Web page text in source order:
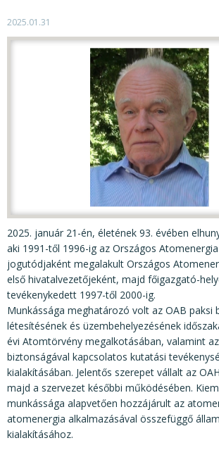
BEMUTATKOZÁS
FELADATOK
KÖZÉRDEKŰ ADATOK
JOGI SZABÁLYOZÁS, ÚTMUTATÓK
KIADVÁNYOK, JELENTÉSEK
NYOMTATVÁNYOK, SZOFTVEREK
2025.01.31
2025. január 21-én, életének 93. évében
aki 1991-től 1996-ig az Országos
jogutódjaként megalakult Országos
első hivatalvezetőjeként, majd főigazgató-
tevékenykedett 1997-től 2000-ig.
Munkássága meghatározó volt az OAB paksi
létesítésének és üzembehelyezésének
évi Atomtörvény megalkotásában, valamint
biztonságával kapcsolatos kutatási
kialakításában. Jelentős szerepet vállalt az
majd a szervezet későbbi működésében.
munkássága alapvetően hozzájárult az
atomenergia alkalmazásával összefüggő
kialakításához.